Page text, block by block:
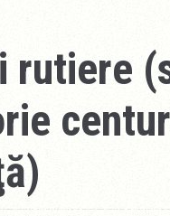
rutiere